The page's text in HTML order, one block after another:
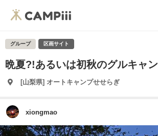
グループ 区画サイト
晩夏?!あるいは初秋のグルキャン
[山梨県] オートキャンプせせらぎ
xiongmao